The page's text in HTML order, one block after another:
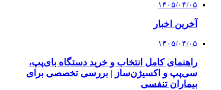
۱۴۰۵/۰۴/۰۵
آخرین اخبار
۱۴۰۵/۰۴/۰۵
راهنمای کامل انتخاب و خرید دستگاه بای‌پپ،
سی‌پپ و اکسیژن‌ساز | بررسی تخصصی برای
بیماران تنفسی